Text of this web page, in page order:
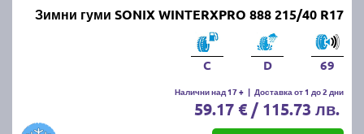
Зимни гуми SONIX WINTERXPRO 888 215/40 R17
C D 69
Налични над 17 + | Доставка от 1 до 2 дни
59.17 € / 115.73 лв.